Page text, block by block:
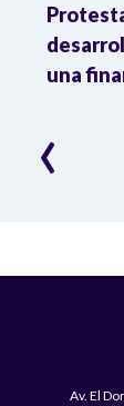
una
‹
Av. El